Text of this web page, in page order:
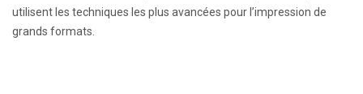
utilisent les techniques les plus avancées pour l’impression de
grands formats.